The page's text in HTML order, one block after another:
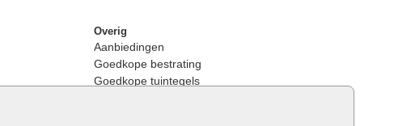
Overig
Aanbiedingen
Goedkope bestrating
Goedkope tuintegels